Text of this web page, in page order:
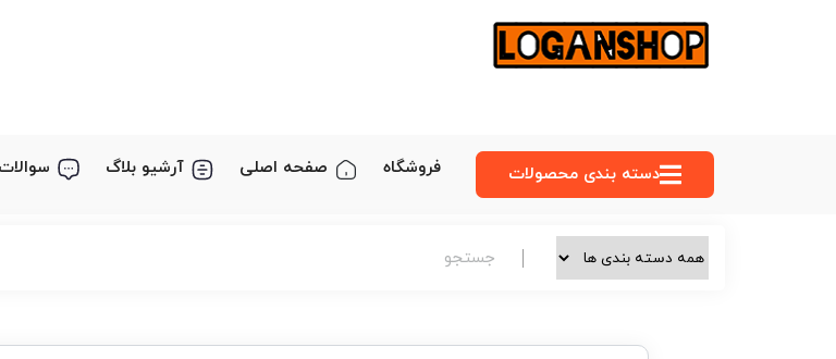
دسته‌ بندی محصولات فروشگاه صفحه اصلی آرشیو بلاگ